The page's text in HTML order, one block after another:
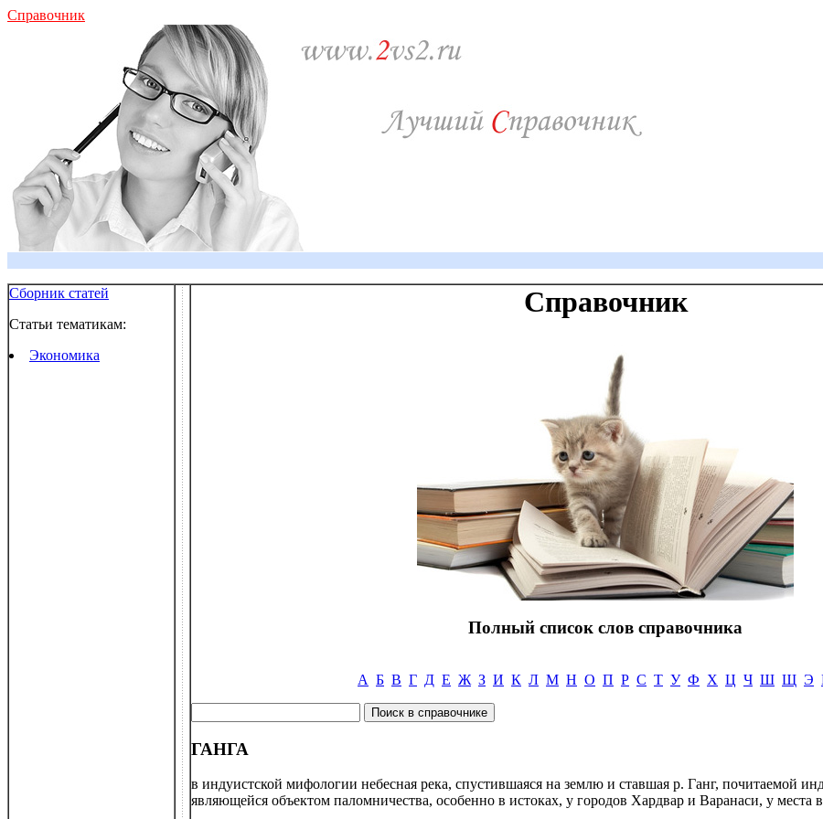
Справочник
Сборник статей
Статьи тематикам:
Экономика
Справочник
Полный список слов справочника
А Б В Г Д Е Ж З И К Л М Н О П Р С Т У Ф Х Ц Ч Ш Щ Э
ГАНГА
в индуистской мифологии небесная река, спустившаяся на землю и ставшая р. Ганг, почитаемой
являющейся объектом паломничества, особенно в истоках, у городов Хардвар и Варанаси, у места